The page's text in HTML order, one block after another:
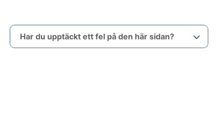
Har du upptäckt ett fel på den här sidan?